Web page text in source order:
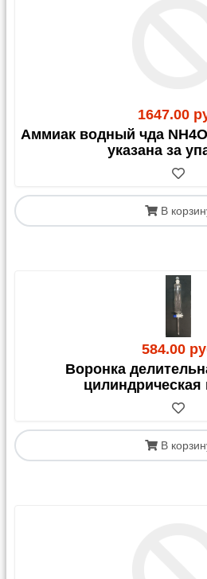
1647.00
Аммиак водный чда
указана за
В
584.00
Воронка
цилиндрическая
В